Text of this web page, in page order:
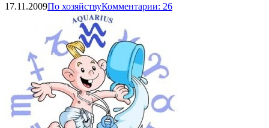
17.11.2009По хозяйствуКомментарии: 26